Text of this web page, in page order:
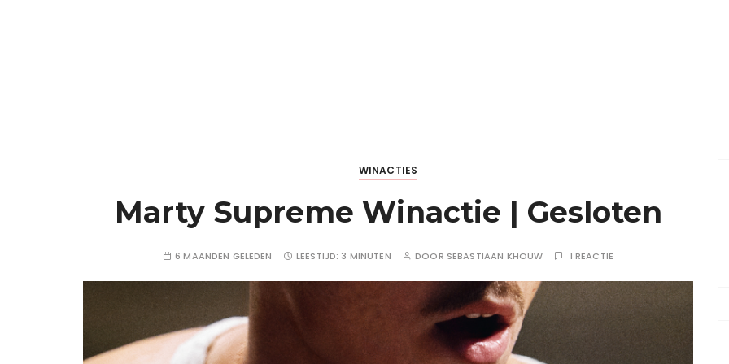
WINACTIES
Marty Supreme Winactie | Gesloten
6 MAANDEN GELEDEN LEESTIJD: 3 MINUTEN DOOR SEBASTIAAN KHOUW 1 REACTIE